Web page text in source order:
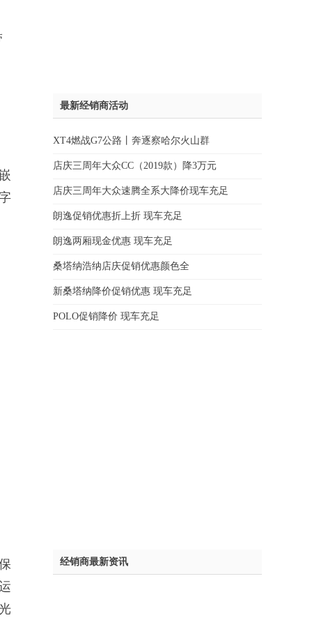
最新经销商活动
XT4燃战G7公路丨奔逐察哈尔火山群
店庆三周年大众CC（2019款）降3万元
店庆三周年大众速腾全系大降价现车充足
朗逸促销优惠折上折 现车充足
朗逸两厢现金优惠 现车充足
桑塔纳浩纳店庆促销优惠颜色全
新桑塔纳降价促销优惠 现车充足
POLO促销降价 现车充足
经销商最新资讯